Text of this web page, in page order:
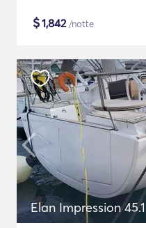
$1,842/notte
Elan Impression 45.1